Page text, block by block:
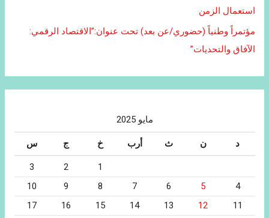
استعمال الزمن
مؤتمراً وطنياً (حضوري/عن بعد) تحت عنوان:”الاقتصاد الرقمي:
الآفاق والتحديات”
مايو 2025
د ن ث أرب خ ج س
1
2
3
4
5
6
7
8
9
10
11
12
13
14
15
16
17